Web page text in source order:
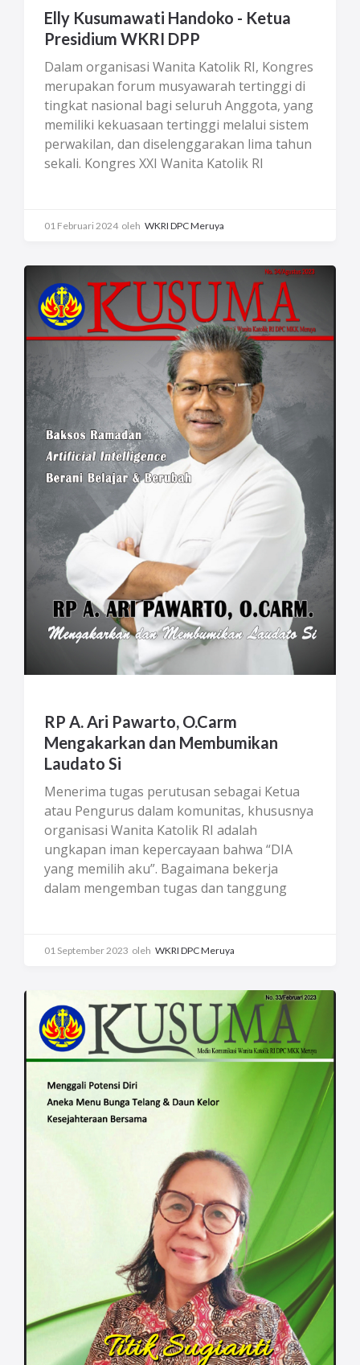
Elly Kusumawati Handoko - Ketua
Presidium WKRI DPP
Dalam organisasi Wanita Katolik RI, Kongres
merupakan forum musyawarah tertinggi di
tingkat nasional bagi seluruh Anggota, yang
memiliki kekuasaan tertinggi melalui sistem
perwakilan, dan diselenggarakan lima tahun
sekali. Kongres XXI Wanita Katolik RI
Utusan dan Peninjau dari seluruh provinsi di
dari daerah masing-masing pada sidang-
sidang. Hadir 36 Dewan Pengurus Daerah
(DPD) yaitu Sumatera Utara, Sibolga,
Sumatra Barat, Riau, Keuskupan
Pangkalpinang, Sumatra Selatan, Lampung,
Jakarta, Keuskupan Bogor, Jawa Barat,
Keuskupan Purwokerto, DIY, Jawa Tengah,
Jawa Timur, Keuskupan Malang, Bali-NTB,
NTT, Keuskupan Ende, Keuskupan
Maumere, Keuskupan Atambua, Kalimantan
Timur, Kalimantan Selatan, Kalimantan
Tengah, Keuskupan Tanjung Selor, Sulawesi
Utara, Sulawesi Tengah, Sulawesi Selatan,
Selawesi Tenggara, Maluku, Keuskupan
Jayapura Provinsi Papua, Keuskupan
Manokwari-Sorong, Keuskupan Agung
Merauke, Papua Barat, Keuskupan Timika,
Keuskupan Agats. Sungguh hal yang
menggembirakan, bahwa untuk mencapai
kata mufakat, semua perwakilan tetap setia
mengikuti sidang-sidang sampai akhir. Apa
yang begitu besar, sehingga berani
menyampaikan pendapat/usulan, berani
mengkritisi kebijakan, demi perbaikan untuk
seluruh Indonesia dalam ambil bagian dan
memikirkan bersama-sama guna
mewujudkan Visi Misi Wanita Katolik RI
sesuai tema Kongres XXI ini.
01 Februari 2024 oleh WKRI DPC Meruya
RP A. Ari Pawarto, O.Carm
Mengakarkan dan Membumikan
Laudato Si
Menerima tugas perutusan sebagai Ketua
atau Pengurus dalam komunitas, khususnya
organisasi Wanita Katolik RI adalah
ungkapan iman kepercayaan bahwa “DIA
yang memilih aku”. Bagaimana bekerja
dalam mengemban tugas dan tanggung
kesempatan yang DIA berikan. Lalu… apa
Upaya untuk membenahi diri adalah dengan
belajar dan berani berubah.
01 September 2023 oleh WKRI DPC Meruya